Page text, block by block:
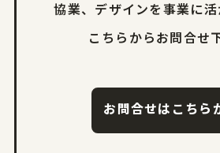
協業、 デザインを事業に
こちらからお問合せ
お問合せはこちら